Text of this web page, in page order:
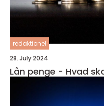
redaktionel
28. July 2024
Lån penge - Hvad